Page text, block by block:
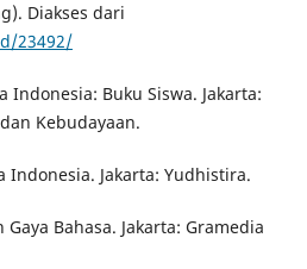
Diakses dari
23492/
Indonesia: Buku Siswa. Jakarta:
Kebudayaan.
Indonesia. Jakarta: Yudhistira.
Bahasa. Jakarta: Gramedia